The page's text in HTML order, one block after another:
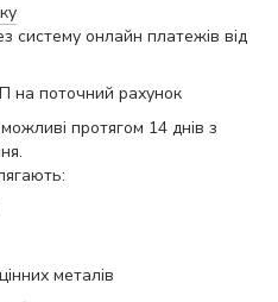
систему онлайн платежів від
на поточний рахунок
протягом 14 днів з
металів